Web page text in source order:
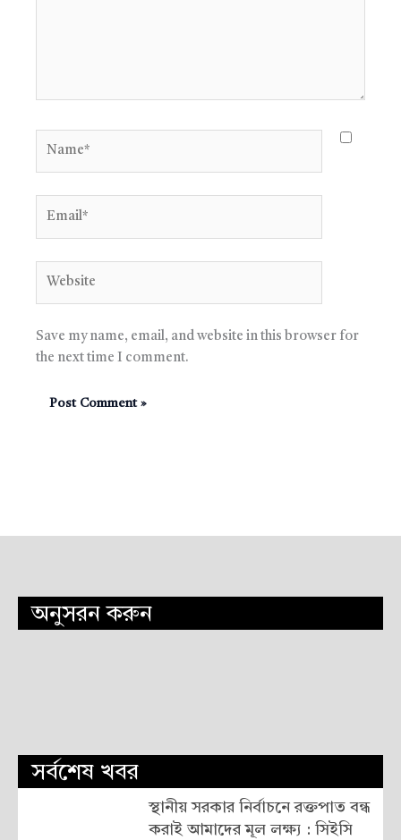
Save my name, email, and website in this browser for
the next time I comment.
অনুসরন করুন
সর্বশেষ খবর
স্থানীয় সরকার নির্বাচনে রক্তপাত বন্ধ
করাই আমাদের মূল লক্ষ্য : সিইসি